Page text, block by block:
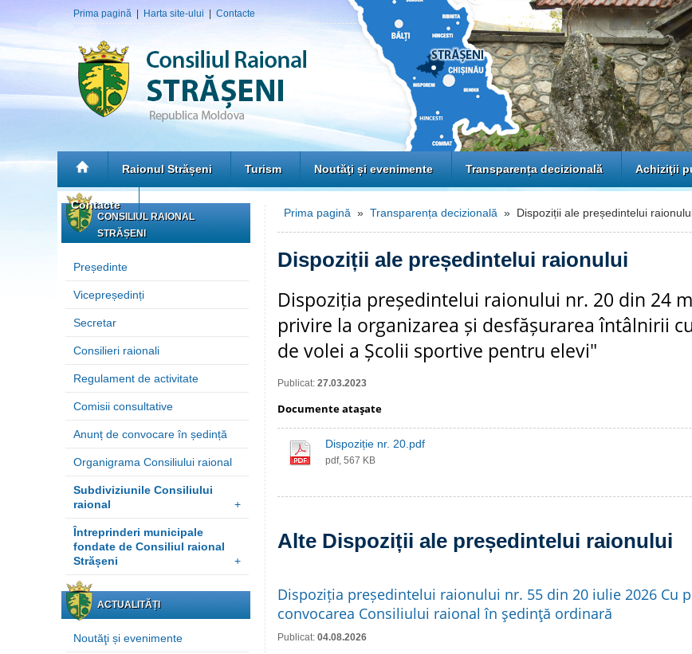
Prima pagină Harta site-ului Contacte
Raionul Strășeni Turism Noutăţi și evenimente Transparența decizională Achiziţii
Contacte
CONSILIUL RAIONAL
STRĂȘENI
Președinte
Vicepreședinți
Secretar
Consilieri raionali
Regulament de activitate
Comisii consultative
Anunț de convocare în ședință
Organigrama Consiliului raional
Subdiviziunile Consiliului
raional
+
Întreprinderi municipale
fondate de Consiliul raional
Strășeni
+
ACTUALITĂȚI
Noutăţi și evenimente
Prima pagină » Transparența decizională » Dispoziții ale președintelui
Dispoziții ale președintelui raionului
Dispoziția președintelui raionului nr. 20 din 24
privire la organizarea și desfășurarea întâlnirii
de volei a Școlii sportive pentru elevi"
Publicat: 27.03.2023
Documente ataşate
Dispoziție nr. 20.pdf
pdf, 567 KB
Alte Dispoziții ale președintelui raionului
Dispoziția președintelui raionului nr. 55 din 20 iulie 2026 Cu
convocarea Consiliului raional în şedinţă ordinară
Publicat: 04.08.2026